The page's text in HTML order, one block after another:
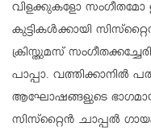
വിളക്കുകളോ സംഗീതമോ
കുട്ടികള്‍ക്കായി
ക്രിസ്തുമസ്
പാപ്പാ. വത്തിക്കാനില്‍
ആഘോഷങ്ങളുടെ
സിസ്‌റ്റൈന്‍ ചാപ്പല്‍